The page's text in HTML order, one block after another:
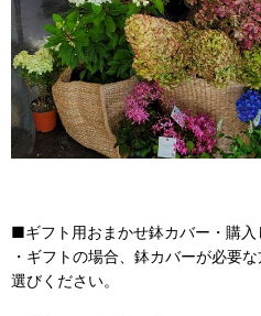
■ギフト用おまかせ鉢カバー・購
・ギフトの場合、鉢カバーが必要
選びください。